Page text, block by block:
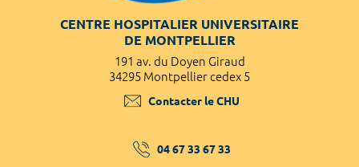
CENTRE HOSPITALIER UNIVERSITAIRE
DE MONTPELLIER
191 av. du Doyen Giraud
34295 Montpellier cedex 5
Contacter le CHU
04 67 33 67 33